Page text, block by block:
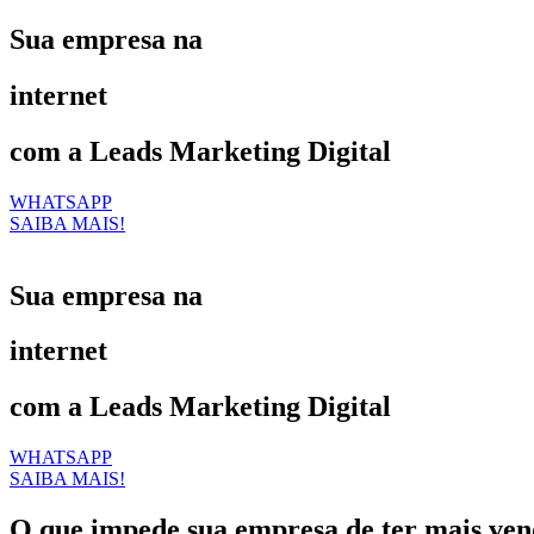
Sua empresa na
internet
com a Leads Marketing Digital
WHATSAPP
SAIBA MAIS!
Sua empresa na
internet
com a Leads Marketing Digital
WHATSAPP
SAIBA MAIS!